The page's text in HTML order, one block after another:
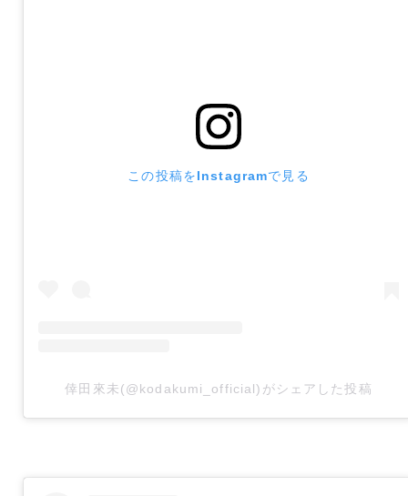
この投稿をInstagramで見る
倖田來未(@kodakumi_official)がシェアした投稿